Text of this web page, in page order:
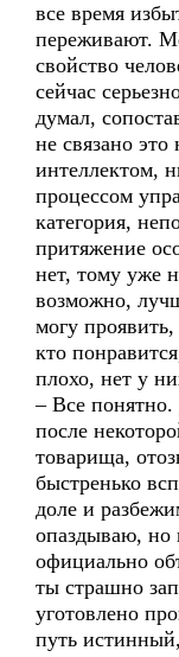
все время
переживают.
свойство
сейчас
думал,
не связано
интеллектом,
процессом
категория,
притяжение
нет, тому уже
возможно,
могу
кто
плохо, нет у
– Все понятно.
после
товарища,
быстренько
доле и
опаздываю, но
официально
ты страшно
уготовлено
путь